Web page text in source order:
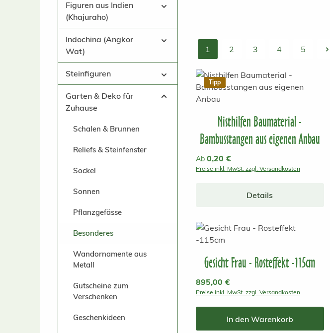
Figuren aus Indien
(Khajuraho)
Indochina (Angkor
Wat)
Steinfiguren
Garten & Deko für
Zuhause
Schalen & Brunnen
Reliefs & Steinfenster
Sockel
Sonnen
Pflanzgefässe
Besonderes
Wandornamente aus
Metall
Gutscheine zum
Verschenken
Geschenkideen
Seite
1
Seite
2
Seite
3
Seite
4
Seite
5
Tipp
Nisthilfen Baumaterial -
Bambusstangen aus eigenen Anbau
Regulärer Preis:
Ab 0,20 €
Preise inkl. MwSt. zzgl. Versandkosten
Details
Gesicht Frau - Rosteffekt -115cm
Regulärer Preis:
895,00 €
Preise inkl. MwSt. zzgl. Versandkosten
In den Warenkorb